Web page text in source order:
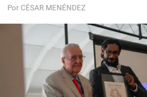
Por CÉSAR MENÉNDEZ